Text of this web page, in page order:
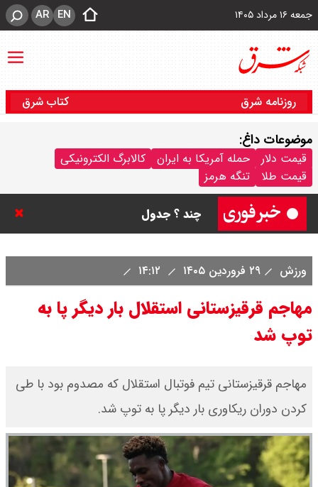
جمعه ۱۶ مرداد ۱۴۰۵ EN
AR
روزنامه شرق کتاب شرق
موضوعات داغ:
قیمت دلار حمله آمریکا به ایران
کالابرگ الکترونیکی
قیمت طلا
تنگه هرمز
چند ؟ جدول
به تنگه هرمز را کلید زدند + جزییات
ورزش ۲۹ فروردین ۱۴۰۵
مهاجم قرقیزستانی استقلال بار دیگر پا به
توپ شد
مهاجم قرقیزستانی تیم فوتبال استقلال که مصدوم بود با طی
کردن دوران ریکاوری بار دیگر پا به توپ شد.